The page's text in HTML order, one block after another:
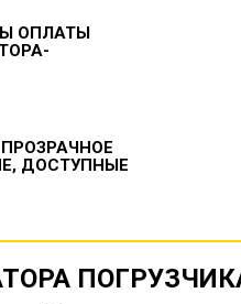
ОПЛАТЫ
ДОСТУПНЫЕ